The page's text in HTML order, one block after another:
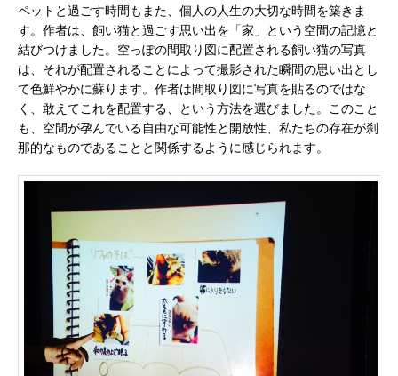
ペットと過ごす時間もまた、個人の人生の大切な時間を築きま
す。作者は、飼い猫と過ごす思い出を「家」という空間の記憶と
結びつけました。空っぽの間取り図に配置される飼い猫の写真
は、それが配置されることによって撮影された瞬間の思い出とし
て色鮮やかに蘇ります。作者は間取り図に写真を貼るのではな
く、敢えてこれを配置する、という方法を選びました。このこと
も、空間が孕んでいる自由な可能性と開放性、私たちの存在が刹
那的なものであることと関係するように感じられます。